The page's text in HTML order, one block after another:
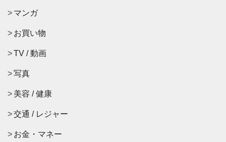
マンガ
お買い物
TV / 動画
写真
美容 / 健康
交通 / レジャー
お金・マネー